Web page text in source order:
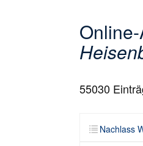
55030
Nachlass